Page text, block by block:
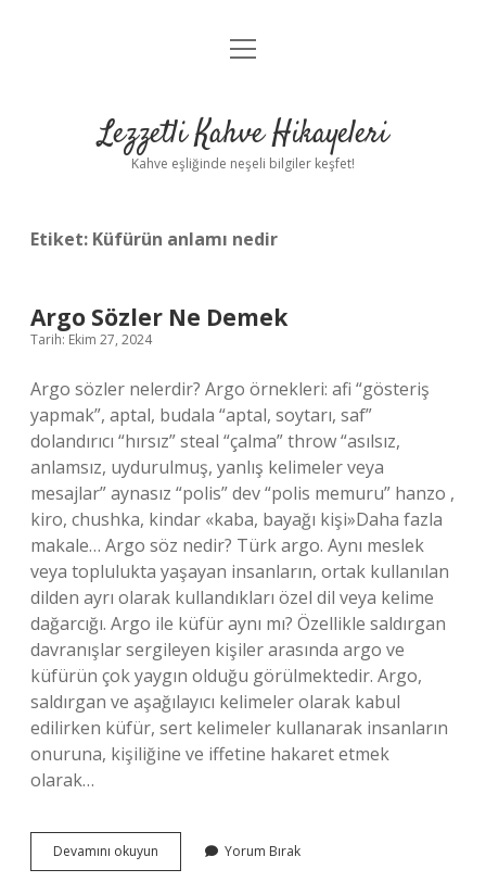
Anasayfa
Yasal Uyarı
menüyü
Lezzetli Kahve Hikayeleri
Kahve eşliğinde neşeli bilgiler keşfet!
Etiket: Küfürün anlamı nedir
Argo Sözler Ne Demek
Tarih: Ekim 27, 2024
Argo sözler nelerdir? Argo örnekleri: afi “gösteriş
yapmak”, aptal, budala “aptal, soytarı, saf”
dolandırıcı “hırsız” steal “çalma” throw “asılsız,
anlamsız, uydurulmuş, yanlış kelimeler veya
mesajlar” aynasız “polis” dev “polis memuru” hanzo ,
kiro, chushka, kindar «kaba, bayağı kişi»Daha fazla
makale… Argo söz nedir? Türk argo. Aynı meslek
veya toplulukta yaşayan insanların, ortak kullanılan
dilden ayrı olarak kullandıkları özel dil veya kelime
dağarcığı. Argo ile küfür aynı mı? Özellikle saldırgan
davranışlar sergileyen kişiler arasında argo ve
küfürün çok yaygın olduğu görülmektedir. Argo,
saldırgan ve aşağılayıcı kelimeler olarak kabul
edilirken küfür, sert kelimeler kullanarak insanların
onuruna, kişiliğine ve iffetine hakaret etmek
olarak…
Devamını okuyun
Sözler
Yorum Bırak